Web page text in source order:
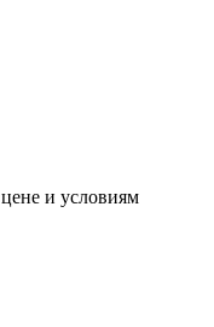
и условиям